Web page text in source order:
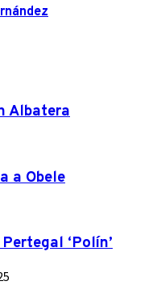
Albatera
a Obele
‘Polín’